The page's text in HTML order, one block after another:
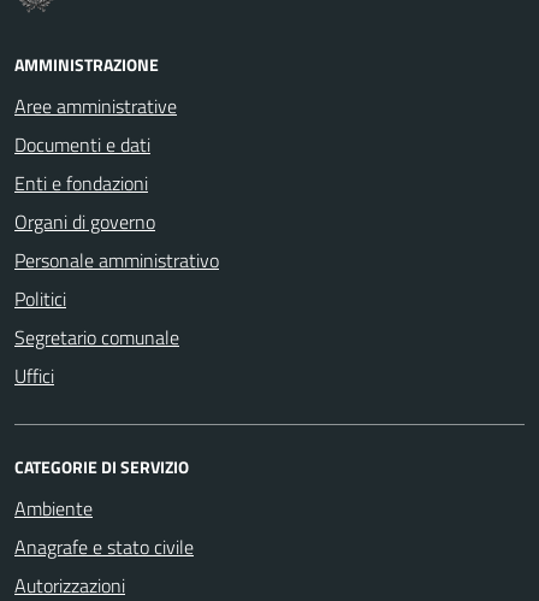
AMMINISTRAZIONE
Aree amministrative
Documenti e dati
Enti e fondazioni
Organi di governo
Personale amministrativo
Politici
Segretario comunale
Uffici
CATEGORIE DI SERVIZIO
Ambiente
Anagrafe e stato civile
Autorizzazioni